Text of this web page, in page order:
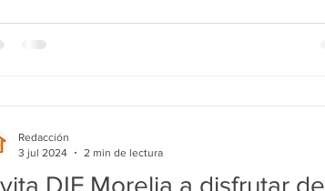
DIF Morelia a disfrutar de
Redacción
3 jul 2024
2 min de lectura